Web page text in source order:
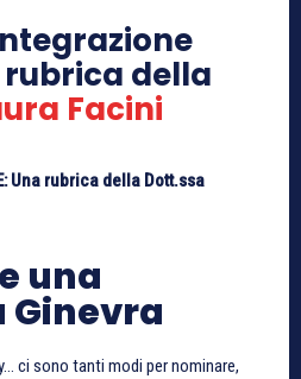
della
Facini
Una rubrica della Dott.ssa
una
Ginevra
ci sono tanti modi per nominare,